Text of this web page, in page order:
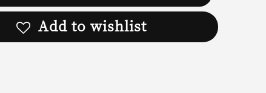
Add to wishlist